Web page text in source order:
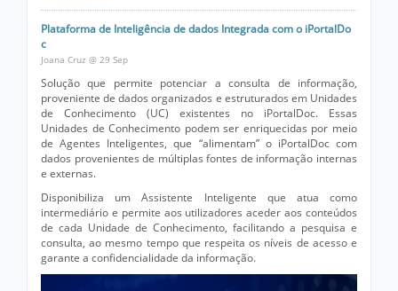
Plataforma de Inteligência de dados Integrada com o iPortalDo
c
Joana Cruz @ 29 Sep
Solução que permite potenciar a consulta de informação,
proveniente de dados organizados e estruturados em Unidades
de Conhecimento (UC) existentes no iPortalDoc. Essas
Unidades de Conhecimento podem ser enriquecidas por meio
de Agentes Inteligentes, que “alimentam” o iPortalDoc com
dados provenientes de múltiplas fontes de informação internas
e externas.
Disponibiliza um Assistente Inteligente que atua como
intermediário e permite aos utilizadores aceder aos conteúdos
de cada Unidade de Conhecimento, facilitando a pesquisa e
consulta, ao mesmo tempo que respeita os níveis de acesso e
garante a confidencialidade da informação.